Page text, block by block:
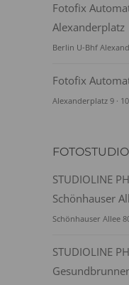
Fotofix
Alexanderplatz
Berlin U-Bhf
Fotofix
Alexanderplatz 9 ·
STUDIOLINE
Schönhauser
Schönhauser Allee
STUDIOLINE